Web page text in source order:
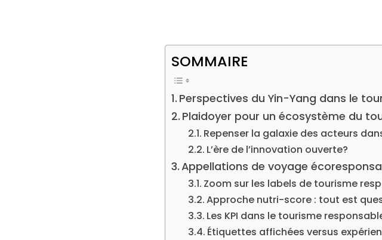
SOMMAIRE
Perspectives du Yin-Yang dans le
Plaidoyer pour un écosystème du
Repenser la galaxie des acteurs
L’ère de l’innovation ouverte?
Appellations de voyage
Zoom sur les labels de tourisme
Approche nutri-score : tout est
Les KPI dans le tourisme
Étiquettes affichées versus